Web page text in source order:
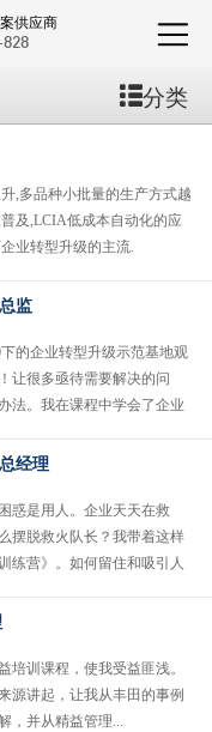
供应商
分类
,多品种小批量的生产方式越
及,LCIA低成本自动化的应
业转型升级的主流.
监
的企业转型升级示范基地观
让很多亟待需要解决的问
法。我在课程中学会了企业
经理
惑是用人。企业天天在救
摆脱救火队长？我带着这样
练营》。如何留住和吸引人
培训课程，使我受益匪浅。
源讲起，让我从丰田的事例
，并从精益管理...